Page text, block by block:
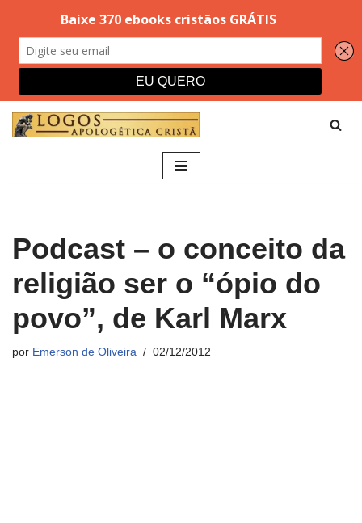
Podcast – o conceito da
religião ser o “ópio do
povo”, de Karl Marx
por Emerson de Oliveira 02/12/2012